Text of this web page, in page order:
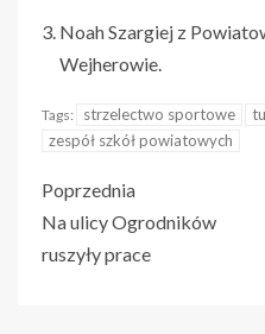
Noah Szargiej z
Wejherowie.
Tags: strzelectwo sportowe
zespół szkół powiatowych
Poprzednia
Na ulicy Ogrodników
ruszyły prace